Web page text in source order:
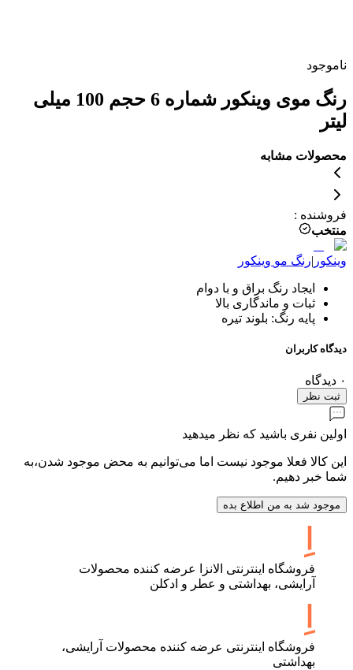
ناموجود
رنگ موی وینکور شماره 6 حجم 100 میلی
لیتر
محصولات مشابه
فروشنده :
منتخب
وینکور |رنگ مو وینکور
ایجاد رنگ براق و با دوام
ثبات و ماندگاری بالا
پایه رنگ: بلوند تیره
دیدگاه کاربران
۰ دیدگاه
ثبت نظر
اولین نفری باشید که نظر میدهید
این کالا فعلا موجود نیست اما می‌توانیم به محض موجود شدن،به
شما خبر دهیم.
موجود شد به من اطلاع بده
فروشگاه اینترنتی الانزا عرضه کننده محصولات
آرایشی، بهداشتی و عطر و ادکلن
فروشگاه اینترنتی عرضه کننده محصولات آرایشی،
بهداشتی